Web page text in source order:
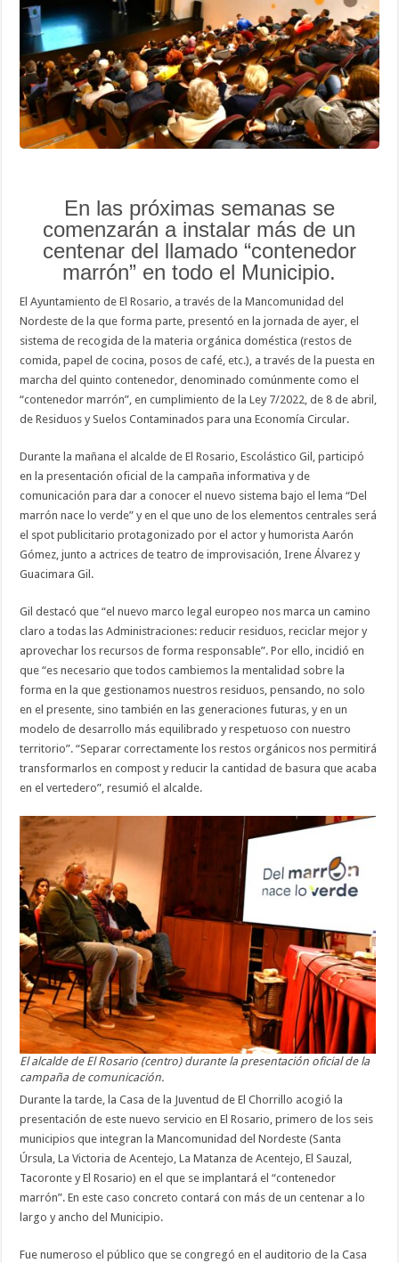
recogida
de
materia
orgánica
en
El
Rosario
En las próximas semanas se
comenzarán a instalar más de un
centenar del llamado “contenedor
marrón” en todo el Municipio.
El Ayuntamiento de El Rosario, a través de la Mancomunidad del
Nordeste de la que forma parte, presentó en la jornada de ayer, el
sistema de recogida de la materia orgánica doméstica (restos de
comida, papel de cocina, posos de café, etc.), a través de la puesta en
marcha del quinto contenedor, denominado comúnmente como el
“contenedor marrón”, en cumplimiento de la Ley 7/2022, de 8 de abril,
de Residuos y Suelos Contaminados para una Economía Circular.
Durante la mañana el alcalde de El Rosario, Escolástico Gil, participó
en la presentación oficial de la campaña informativa y de
comunicación para dar a conocer el nuevo sistema bajo el lema “Del
marrón nace lo verde” y en el que uno de los elementos centrales será
el spot publicitario protagonizado por el actor y humorista Aarón
Gómez, junto a actrices de teatro de improvisación, Irene Álvarez y
Guacimara Gil.
Gil destacó que “el nuevo marco legal europeo nos marca un camino
claro a todas las Administraciones: reducir residuos, reciclar mejor y
aprovechar los recursos de forma responsable”. Por ello, incidió en
que “es necesario que todos cambiemos la mentalidad sobre la
forma en la que gestionamos nuestros residuos, pensando, no solo
en el presente, sino también en las generaciones futuras, y en un
modelo de desarrollo más equilibrado y respetuoso con nuestro
territorio”. “Separar correctamente los restos orgánicos nos permitirá
transformarlos en compost y reducir la cantidad de basura que acaba
en el vertedero”, resumió el alcalde.
El alcalde de El Rosario (centro) durante la presentación oficial de la
campaña de comunicación.
Durante la tarde, la Casa de la Juventud de El Chorrillo acogió la
presentación de este nuevo servicio en El Rosario, primero de los seis
municipios que integran la Mancomunidad del Nordeste (Santa
Úrsula, La Victoria de Acentejo, La Matanza de Acentejo, El Sauzal,
Tacoronte y El Rosario) en el que se implantará el “contenedor
marrón”. En este caso concreto contará con más de un centenar a lo
largo y ancho del Municipio.
Fue numeroso el público que se congregó en el auditorio de la Casa